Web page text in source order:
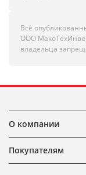
Все
ООО
владельца
О компании
Покупателям